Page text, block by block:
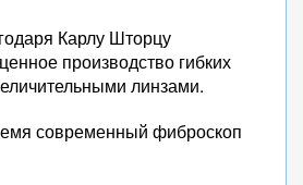
Карлу Шторцу
производство гибких
линзами.
современный фиброскоп